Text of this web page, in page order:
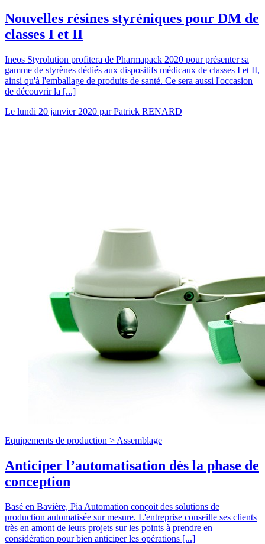
Nouvelles résines styréniques pour DM de
classes I et II
Ineos Styrolution profitera de Pharmapack 2020 pour présenter sa
gamme de styrènes dédiés aux dispositifs médicaux de classes I et II,
ainsi qu'à l'emballage de produits de santé. Ce sera aussi l'occasion
de découvrir la [...]
Le lundi 20 janvier 2020 parPatrick RENARD
Equipements de production > Assemblage
Anticiper l’automatisation dès la phase de
conception
Basé en Bavière, Pia Automation conçoit des solutions de
production automatisée sur mesure. L'entreprise conseille ses clients
très en amont de leurs projets sur les points à prendre en
considération pour bien anticiper les opérations [...]